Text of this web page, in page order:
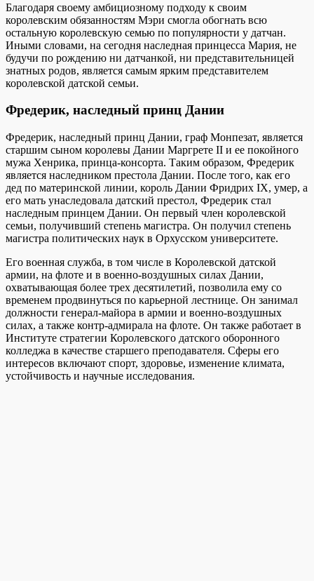
Благодаря своему амбициозному подходу к своим
королевским обязанностям Мэри смогла обогнать всю
остальную королевскую семью по популярности у датчан.
Иными словами, на сегодня наследная принцесса Мария, не
будучи по рождению ни датчанкой, ни представительницей
знатных родов, является самым ярким представителем
королевской датской семьи.
Фредерик, наследный принц Дании
Фредерик, наследный принц Дании, граф Монпезат, является
старшим сыном королевы Дании Маргрете II и ее покойного
мужа Хенрика, принца-консорта. Таким образом, Фредерик
является наследником престола Дании. После того, как его
дед по материнской линии, король Дании Фридрих IX, умер, а
его мать унаследовала датский престол, Фредерик стал
наследным принцем Дании. Он первый член королевской
семьи, получивший степень магистра. Он получил степень
магистра политических наук в Орхусском университете.
Его военная служба, в том числе в Королевской датской
армии, на флоте и в военно-воздушных силах Дании,
охватывающая более трех десятилетий, позволила ему со
временем продвинуться по карьерной лестнице. Он занимал
должности генерал-майора в армии и военно-воздушных
силах, а также контр-адмирала на флоте. Он также работает в
Институте стратегии Королевского датского оборонного
колледжа в качестве старшего преподавателя. Сферы его
интересов включают спорт, здоровье, изменение климата,
устойчивость и научные исследования.